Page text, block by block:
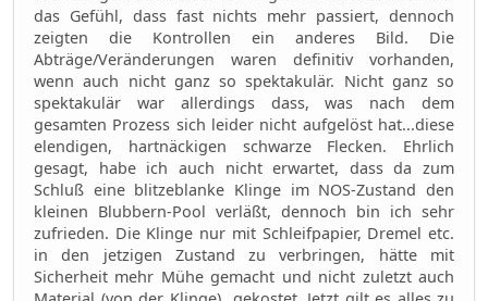
das Gefühl, dass fast nichts mehr passiert, dennoch
zeigten die Kontrollen ein anderes Bild. Die
Abträge/Veränderungen waren definitiv vorhanden,
wenn auch nicht ganz so spektakulär. Nicht ganz so
spektakulär war allerdings dass, was nach dem
gesamten Prozess sich leider nicht aufgelöst hat...diese
elendigen, hartnäckigen schwarze Flecken. Ehrlich
gesagt, habe ich auch nicht erwartet, dass da zum
Schluß eine blitzeblanke Klinge im NOS-Zustand den
kleinen Blubbern-Pool verläßt, dennoch bin ich sehr
zufrieden. Die Klinge nur mit Schleifpapier, Dremel etc.
in den jetzigen Zustand zu verbringen, hätte mit
Sicherheit mehr Mühe gemacht und nicht zuletzt auch